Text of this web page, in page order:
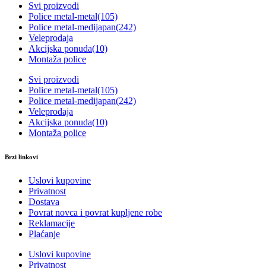
Svi proizvodi
Police metal-metal(105)
Police metal-medijapan(242)
Veleprodaja
Akcijska ponuda(10)
Montaža police
Svi proizvodi
Police metal-metal(105)
Police metal-medijapan(242)
Veleprodaja
Akcijska ponuda(10)
Montaža police
Brzi linkovi
Uslovi kupovine
Privatnost
Dostava
Povrat novca i povrat kupljene robe
Reklamacije
Plaćanje
Uslovi kupovine
Privatnost